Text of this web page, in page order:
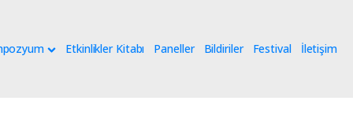
Etkinlikler Kitabı Paneller Bildiriler Festival İletişim